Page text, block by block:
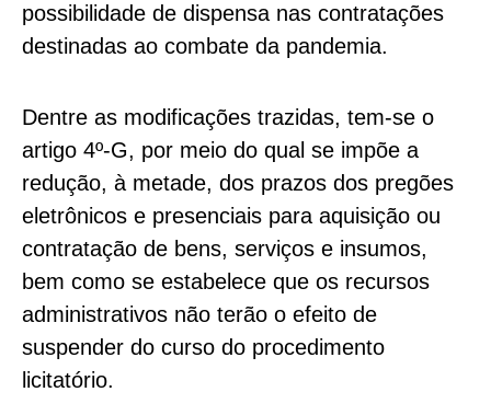
possibilidade de dispensa nas contratações
destinadas ao combate da pandemia.
Dentre as modificações trazidas, tem-se o
artigo 4º-G, por meio do qual se impõe a
redução, à metade, dos prazos dos pregões
eletrônicos e presenciais para aquisição ou
contratação de bens, serviços e insumos,
bem como se estabelece que os recursos
administrativos não terão o efeito de
suspender do curso do procedimento
licitatório.